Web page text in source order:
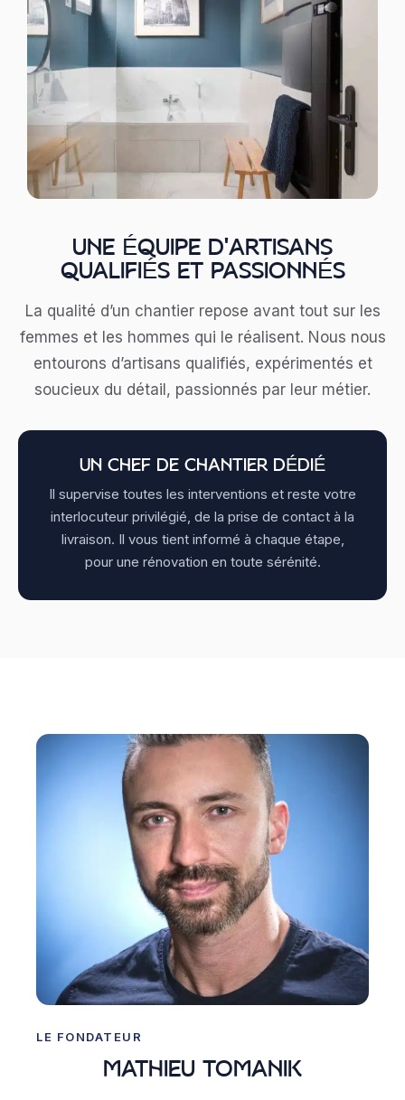
UNE ÉQUIPE D'ARTISANS
QUALIFIÉS ET PASSIONNÉS
La qualité d’un chantier repose avant tout sur les
femmes et les hommes qui le réalisent. Nous nous
entourons d’artisans qualifiés, expérimentés et
soucieux du détail, passionnés par leur métier.
UN CHEF DE CHANTIER DÉDIÉ
Il supervise toutes les interventions et reste votre
interlocuteur privilégié, de la prise de contact à la
livraison. Il vous tient informé à chaque étape,
pour une rénovation en toute sérénité.
LE FONDATEUR
MATHIEU TOMANIK